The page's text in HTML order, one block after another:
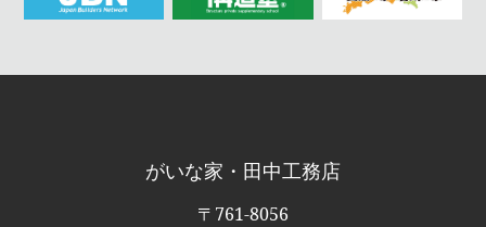
がいな家・田中工務店
〒761-8056